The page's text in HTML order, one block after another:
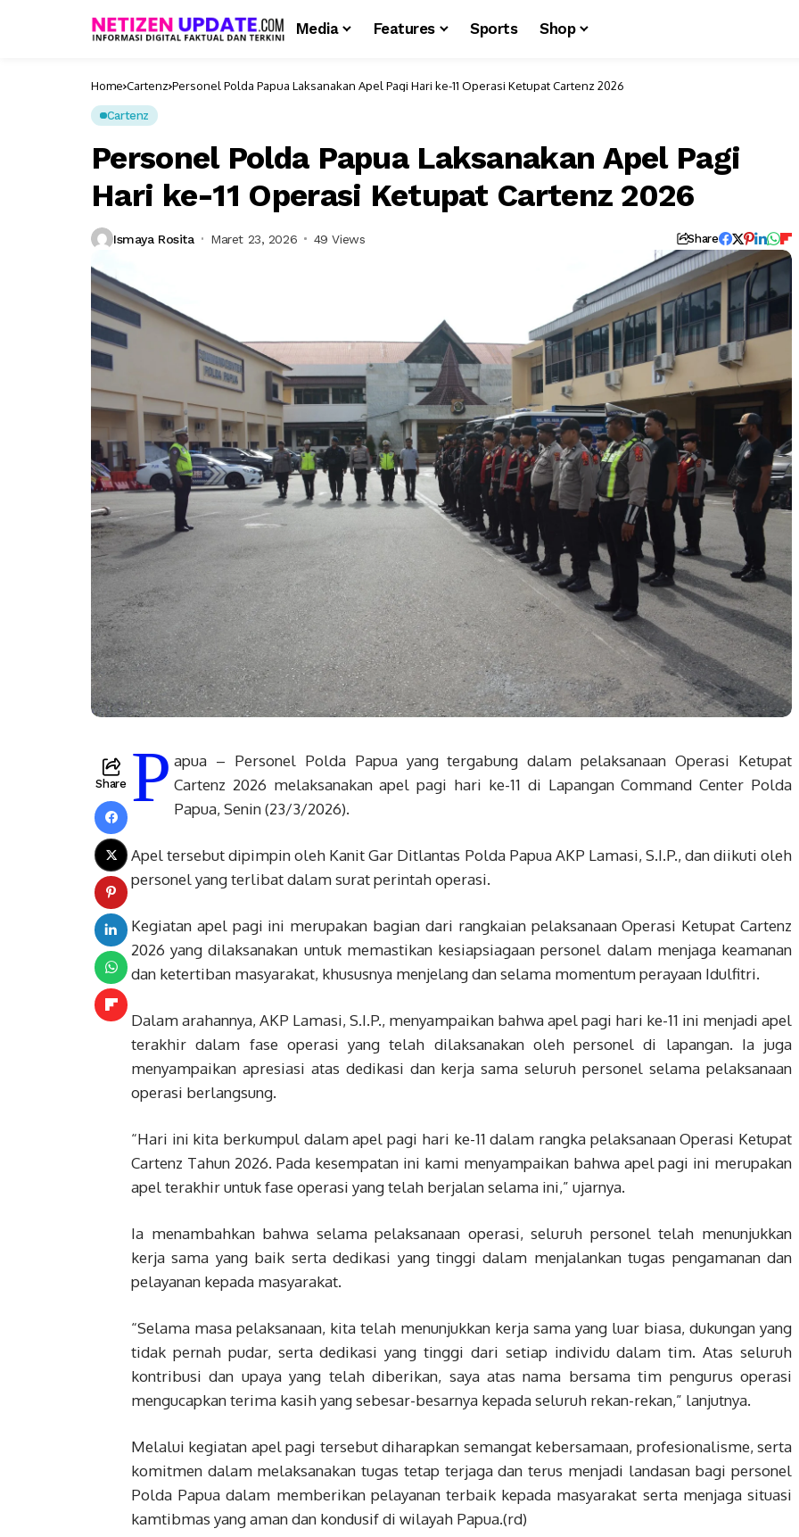
Media Features Sports Shop
Home Cartenz Personel Polda Papua Laksanakan Apel Pagi Hari ke-11 Operasi Ketupat Cartenz 2026
Cartenz
Personel Polda Papua Laksanakan Apel Pagi
Hari ke-11 Operasi Ketupat Cartenz 2026
Ismaya Rosita Maret 23, 2026 49 Views Share
Share P apua – Personel Polda Papua yang tergabung dalam pelaksanaan Operasi Ketupat
Cartenz 2026 melaksanakan apel pagi hari ke-11 di Lapangan Command Center Polda
Papua, Senin (23/3/2026).
Apel tersebut dipimpin oleh Kanit Gar Ditlantas Polda Papua AKP Lamasi, S.I.P., dan diikuti oleh
personel yang terlibat dalam surat perintah operasi.
Kegiatan apel pagi ini merupakan bagian dari rangkaian pelaksanaan Operasi Ketupat Cartenz
2026 yang dilaksanakan untuk memastikan kesiapsiagaan personel dalam menjaga keamanan
dan ketertiban masyarakat, khususnya menjelang dan selama momentum perayaan Idulfitri.
Dalam arahannya, AKP Lamasi, S.I.P., menyampaikan bahwa apel pagi hari ke-11 ini menjadi apel
terakhir dalam fase operasi yang telah dilaksanakan oleh personel di lapangan. Ia juga
menyampaikan apresiasi atas dedikasi dan kerja sama seluruh personel selama pelaksanaan
operasi berlangsung.
“Hari ini kita berkumpul dalam apel pagi hari ke-11 dalam rangka pelaksanaan Operasi Ketupat
Cartenz Tahun 2026. Pada kesempatan ini kami menyampaikan bahwa apel pagi ini merupakan
apel terakhir untuk fase operasi yang telah berjalan selama ini,” ujarnya.
Ia menambahkan bahwa selama pelaksanaan operasi, seluruh personel telah menunjukkan
kerja sama yang baik serta dedikasi yang tinggi dalam menjalankan tugas pengamanan dan
pelayanan kepada masyarakat.
“Selama masa pelaksanaan, kita telah menunjukkan kerja sama yang luar biasa, dukungan yang
tidak pernah pudar, serta dedikasi yang tinggi dari setiap individu dalam tim. Atas seluruh
kontribusi dan upaya yang telah diberikan, saya atas nama bersama tim pengurus operasi
mengucapkan terima kasih yang sebesar-besarnya kepada seluruh rekan-rekan,” lanjutnya.
Melalui kegiatan apel pagi tersebut diharapkan semangat kebersamaan, profesionalisme, serta
komitmen dalam melaksanakan tugas tetap terjaga dan terus menjadi landasan bagi personel
Polda Papua dalam memberikan pelayanan terbaik kepada masyarakat serta menjaga situasi
kamtibmas yang aman dan kondusif di wilayah Papua.(rd)